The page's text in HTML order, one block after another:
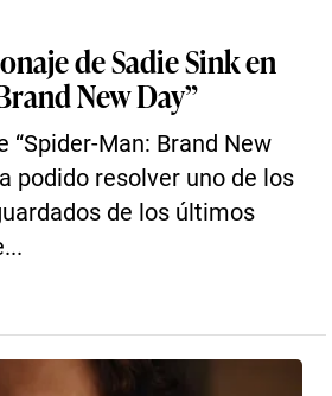
de Sadie Sink en
New Day”
“Spider-Man: Brand New
podido resolver uno de los
de los últimos